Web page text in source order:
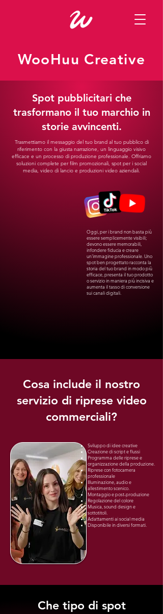
WooHuu Creative
Spot pubblicitari che
trasformano il tuo marchio in
storie avvincenti.
Trasmettiamo il messaggio del tuo brand al tuo pubblico di
riferimento con la giusta narrazione, un linguaggio visivo
efficace e un processo di produzione professionale. Offriamo
soluzioni complete per film promozionali, spot per i social
media, video di lancio e produzioni video aziendali.
Oggi, per i brand non basta più
essere semplicemente visibili;
devono essere memorabili,
infondere fiducia e creare
un'immagine professionale. Uno
spot ben progettato racconta la
storia del tuo brand in modo più
efficace, presenta il tuo prodotto
o servizio in maniera più incisiva e
aumenta il tasso di conversione
sui canali digitali.
Cosa include il nostro
servizio di riprese video
commerciali?
Sviluppo di idee creative
Creazione di script e flussi
Programma delle riprese e
organizzazione della produzione.
Riprese con fotocamera
professionale
Illuminazione, audio e
allestimento scenico.
Montaggio e post-produzione
Regolazione del colore
Musica, sound design e
sottotitoli.
Adattamenti ai social media
Disponibile in diversi formati.
Che tipo di spot